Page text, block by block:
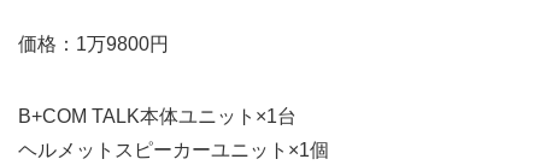
価格：1万9800円
B+COM TALK本体ユニット×1台
ヘルメットスピーカーユニット×1個